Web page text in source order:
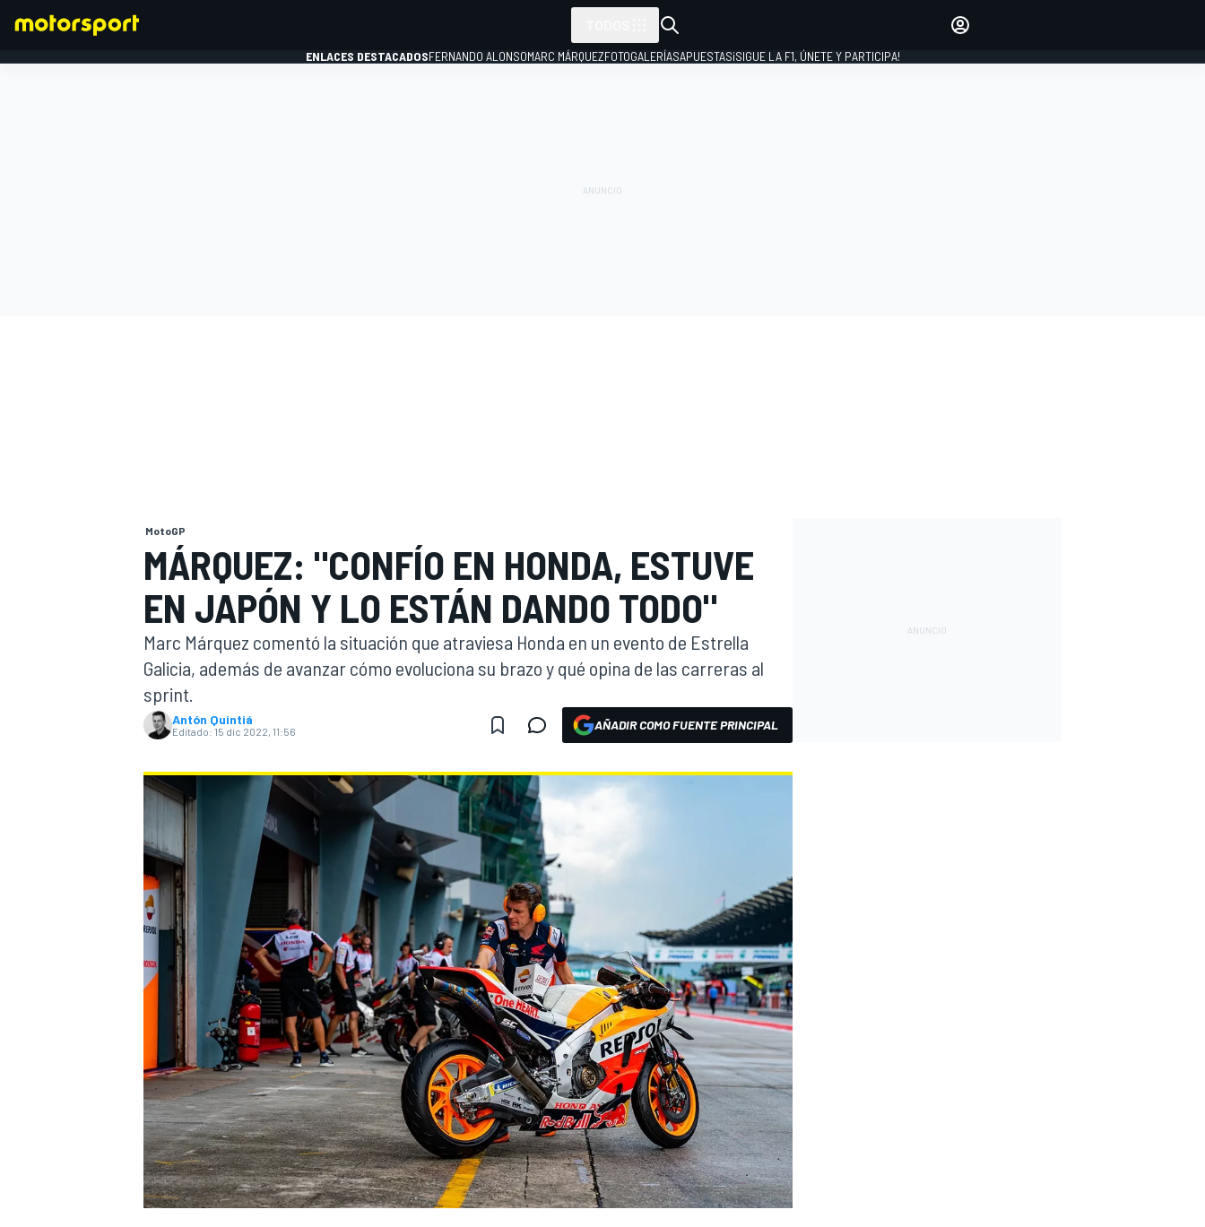
WEC
ENLACES DESTACADOSFERNANDO ALONSOMARC MÁRQUEZFOTOGALERÍASAPUESTAS¡SIGUE LA F1, ÚNETE Y PARTICIPA!
MotoGP
MÁRQUEZ: "CONFÍO EN HONDA, ESTUVE
EN JAPÓN Y LO ESTÁN DANDO TODO"
Marc Márquez comentó la situación que atraviesa Honda en un evento de Estrella
Galicia, además de avanzar cómo evoluciona su brazo y qué opina de las carreras al
sprint.
Antón Quintiá
Editado: 15 dic 2022, 11:56 AÑADIR COMO FUENTE PRINCIPAL